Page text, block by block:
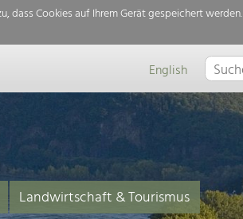
dass Cookies auf Ihrem Gerät gespeichert werden.
English
Landwirtschaft & Tourismus